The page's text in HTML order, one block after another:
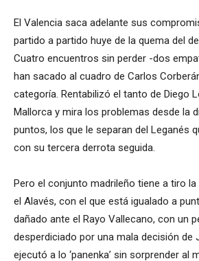
El Valencia saca adelante sus
partido a partido huye de la quema del
Cuatro encuentros sin perder -dos
han sacado al cuadro de Carlos
categoría. Rentabilizó el tanto de Diego
Mallorca y mira los problemas desde la
puntos, los que le separan del Leganés
con su tercera derrota seguida.
Pero el conjunto madrileño tiene a tiro
el Alavés, con el que está igualado a
dañado ante el Rayo Vallecano, con un
desperdiciado por una mala decisión de
ejecutó a lo ‘panenka’ sin sorprender al